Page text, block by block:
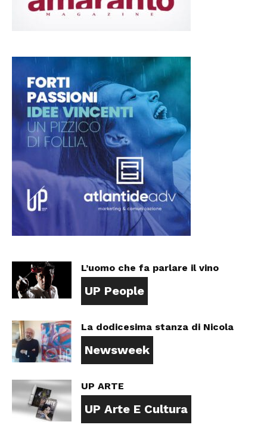
L’uomo che fa parlare il vino
UP People
La dodicesima stanza di Nicola
Newsweek
UP ARTE
UP Arte E Cultura